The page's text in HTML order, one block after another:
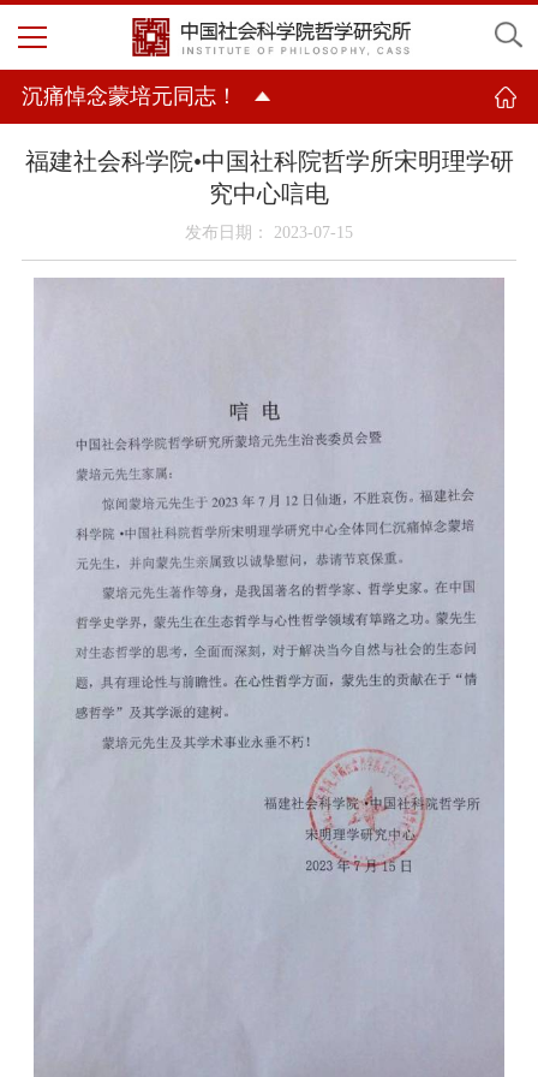
沉痛悼念蒙培元同志！
福建社会科学院•中国社科院哲学所宋明理学研
究中心唁电
发布日期： 2023-07-15